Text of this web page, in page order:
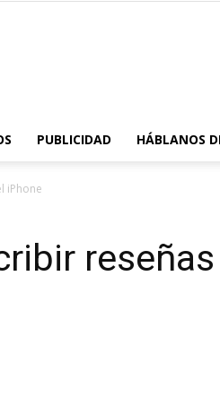
PUBLICIDAD HÁBLANOS
iPhone
reseñas